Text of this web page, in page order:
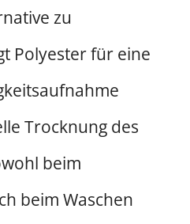
zu
Polyester für eine
Trocknung des
beim
beim Waschen